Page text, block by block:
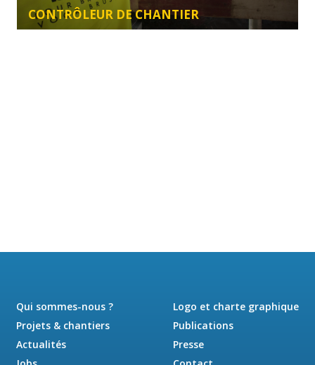
CONTRÔLEUR DE CHANTIER
Qui sommes-nous ?
Projets & chantiers
Actualités
Logo et charte graphique
Publications
Presse